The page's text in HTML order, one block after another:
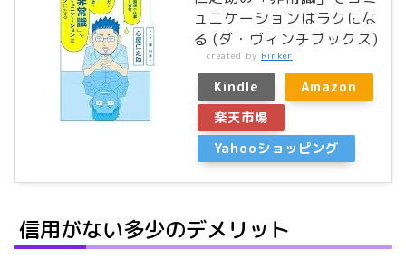
ュニケーションはラクにな
る (ダ・ヴィンチブックス)
created by Rinker
Kindle
Amazon
楽天市場
Yahooショッピング
信用がない多少のデメリット